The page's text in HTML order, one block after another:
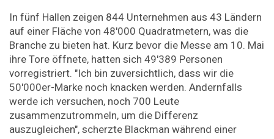
In fünf Hallen zeigen 844 Unternehmen aus 43 Ländern
auf einer Fläche von 48'000 Quadratmetern, was die
Branche zu bieten hat. Kurz bevor die Messe am 10. Mai
ihre Tore öffnete, hatten sich 49'389 Personen
vorregistriert. "Ich bin zuversichtlich, dass wir die
50'000er-Marke noch knacken werden. Andernfalls
werde ich versuchen, noch 700 Leute
zusammenzutrommeln, um die Differenz
auszugleichen", scherzte Blackman während einer